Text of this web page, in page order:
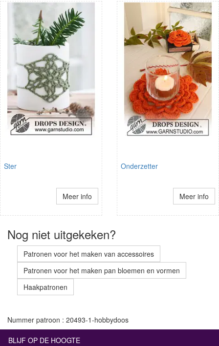
Ster
Meer info
Onderzetter
Meer info
Nog niet uitgekeken?
Patronen voor het maken van accessoires
Patronen voor het maken pan bloemen en vormen
Haakpatronen
Nummer patroon : 20493-1-hobbydoos
BLIJF OP DE HOOGTE